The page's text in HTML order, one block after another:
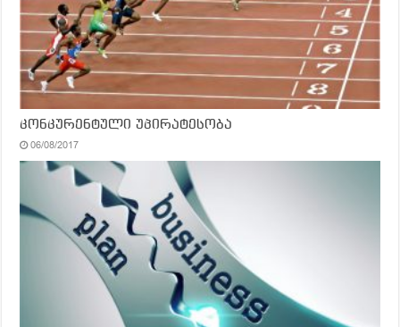
კონკურენტული უპირატესობა
06/08/2017